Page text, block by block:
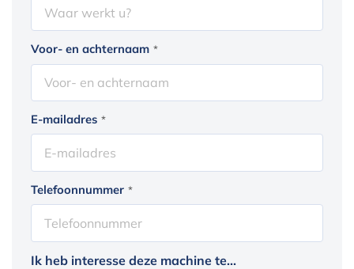
Voor- en achternaam *
E-mailadres *
Telefoonnummer *
Ik heb interesse deze machine te...